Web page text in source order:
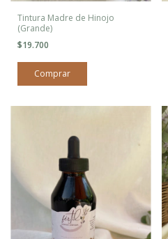
Tintura Madre de Hinojo
(Grande)
$19.700